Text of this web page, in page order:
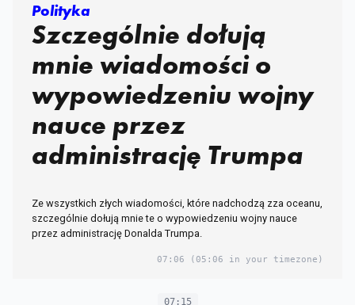
Polityka
Szczególnie dołują
mnie wiadomości o
wypowiedzeniu wojny
nauce przez
administrację Trumpa
Ze wszystkich złych wiadomości, które nadchodzą zza oceanu,
szczególnie dołują mnie te o wypowiedzeniu wojny nauce
przez administrację Donalda Trumpa.
07:06 (05:06 in your timezone)
07:15